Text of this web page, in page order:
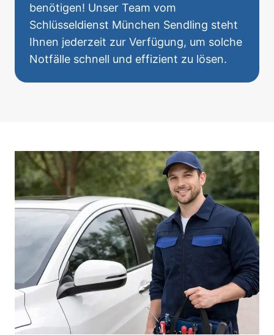
benötigen! Unser Team vom
Schlüsseldienst München Sendling steht
Ihnen jederzeit zur Verfügung, um solche
Notfälle schnell und effizient zu lösen.